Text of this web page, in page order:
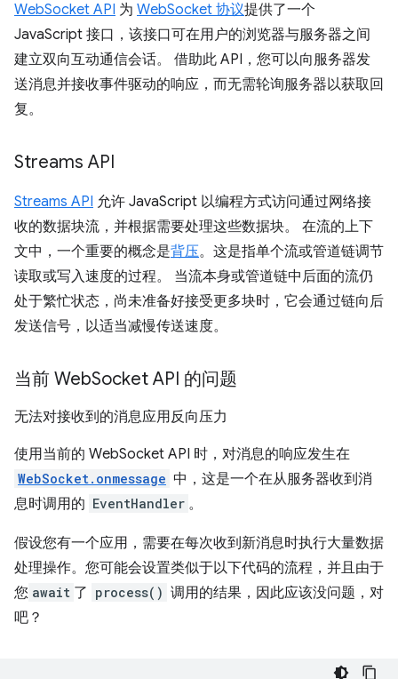
WebSocket API 为 WebSocket 协议提供了一个
JavaScript 接口，该接口可在用户的浏览器与服务器之间
建立双向互动通信会话。 借助此 API，您可以向服务器发
送消息并接收事件驱动的响应，而无需轮询服务器以获取回
复。
Streams API
Streams API 允许 JavaScript 以编程方式访问通过网络接
收的数据块流，并根据需要处理这些数据块。 在流的上下
文中，一个重要的概念是背压。这是指单个流或管道链调节
读取或写入速度的过程。 当流本身或管道链中后面的流仍
处于繁忙状态，尚未准备好接受更多块时，它会通过链向后
发送信号，以适当减慢传送速度。
当前 WebSocket API 的问题
无法对接收到的消息应用反向压力
使用当前的 WebSocket API 时，对消息的响应发生在
WebSocket.onmessage 中，这是一个在从服务器收到消
息时调用的 EventHandler 。
假设您有一个应用，需要在每次收到新消息时执行大量数据
处理操作。您可能会设置类似于以下代码的流程，并且由于
您 await 了 process() 调用的结果，因此应该没问题，对
吧？